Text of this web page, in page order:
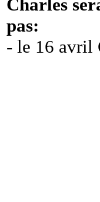
Charles
pas:
- le 16 avril